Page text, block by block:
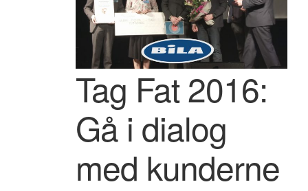
Tag Fat 2016:
Gå i dialog
med kunderne